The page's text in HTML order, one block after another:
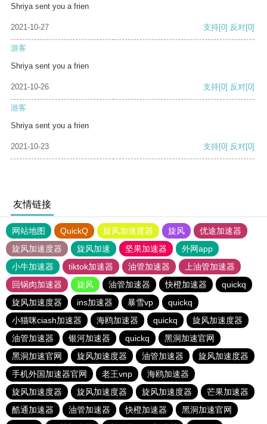
Shriya sent you a frien
2021-10-27 支持[0] 反对[0]
游客
Shriya sent you a frien
2021-10-26 支持[0] 反对[0]
游客
Shriya sent you a frien
2021-10-23 支持[0] 反对[0]
友情链接
网站地图 QuickQ 旋风加速度器 旋风
优途加速器
旋风加速度器
旋风加速 坚果加速器
外网app
小牛加速器
tiktok加速器 油管加速器
上油管加速器
回锅肉加速器
旋风 油管加速器 快橙加速器
quickq
旋风加速度器
ins加速器 暴雪vp
quickq
小猫咪ciash加速器
海鸥加速器 quickq
旋风加速度器
油管加速器
银河加速器 quickq
黑洞加速官网
黑洞加速官网
旋风加速度器 油管加速器
旋风加速度器
手机外国加速器官网
老王vnp
海鸥加速器
旋风加速度器
旋风加速度器 旋风加速度器
芒果加速器
酷通加速器
油管加速器 快橙加速器
黑洞加速官网